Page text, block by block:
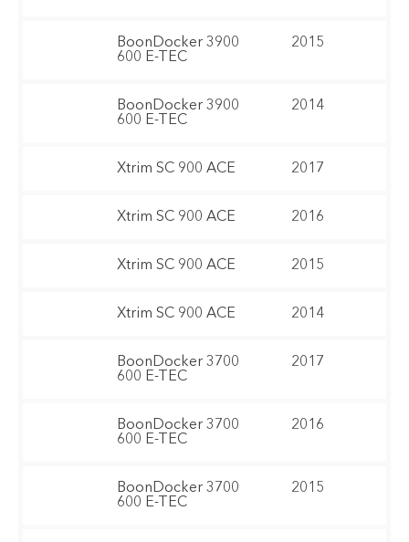
BoonDocker 3900
600 E-TEC
2015
BoonDocker 3900
600 E-TEC
2014
Xtrim SC 900 ACE 2017
Xtrim SC 900 ACE 2016
Xtrim SC 900 ACE 2015
Xtrim SC 900 ACE 2014
BoonDocker 3700
600 E-TEC
2017
BoonDocker 3700
600 E-TEC
2016
BoonDocker 3700
600 E-TEC
2015